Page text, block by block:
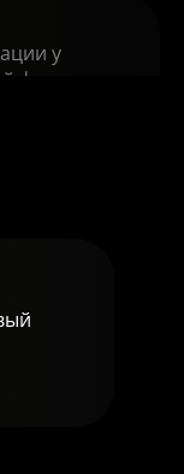
у
фон:
белка для